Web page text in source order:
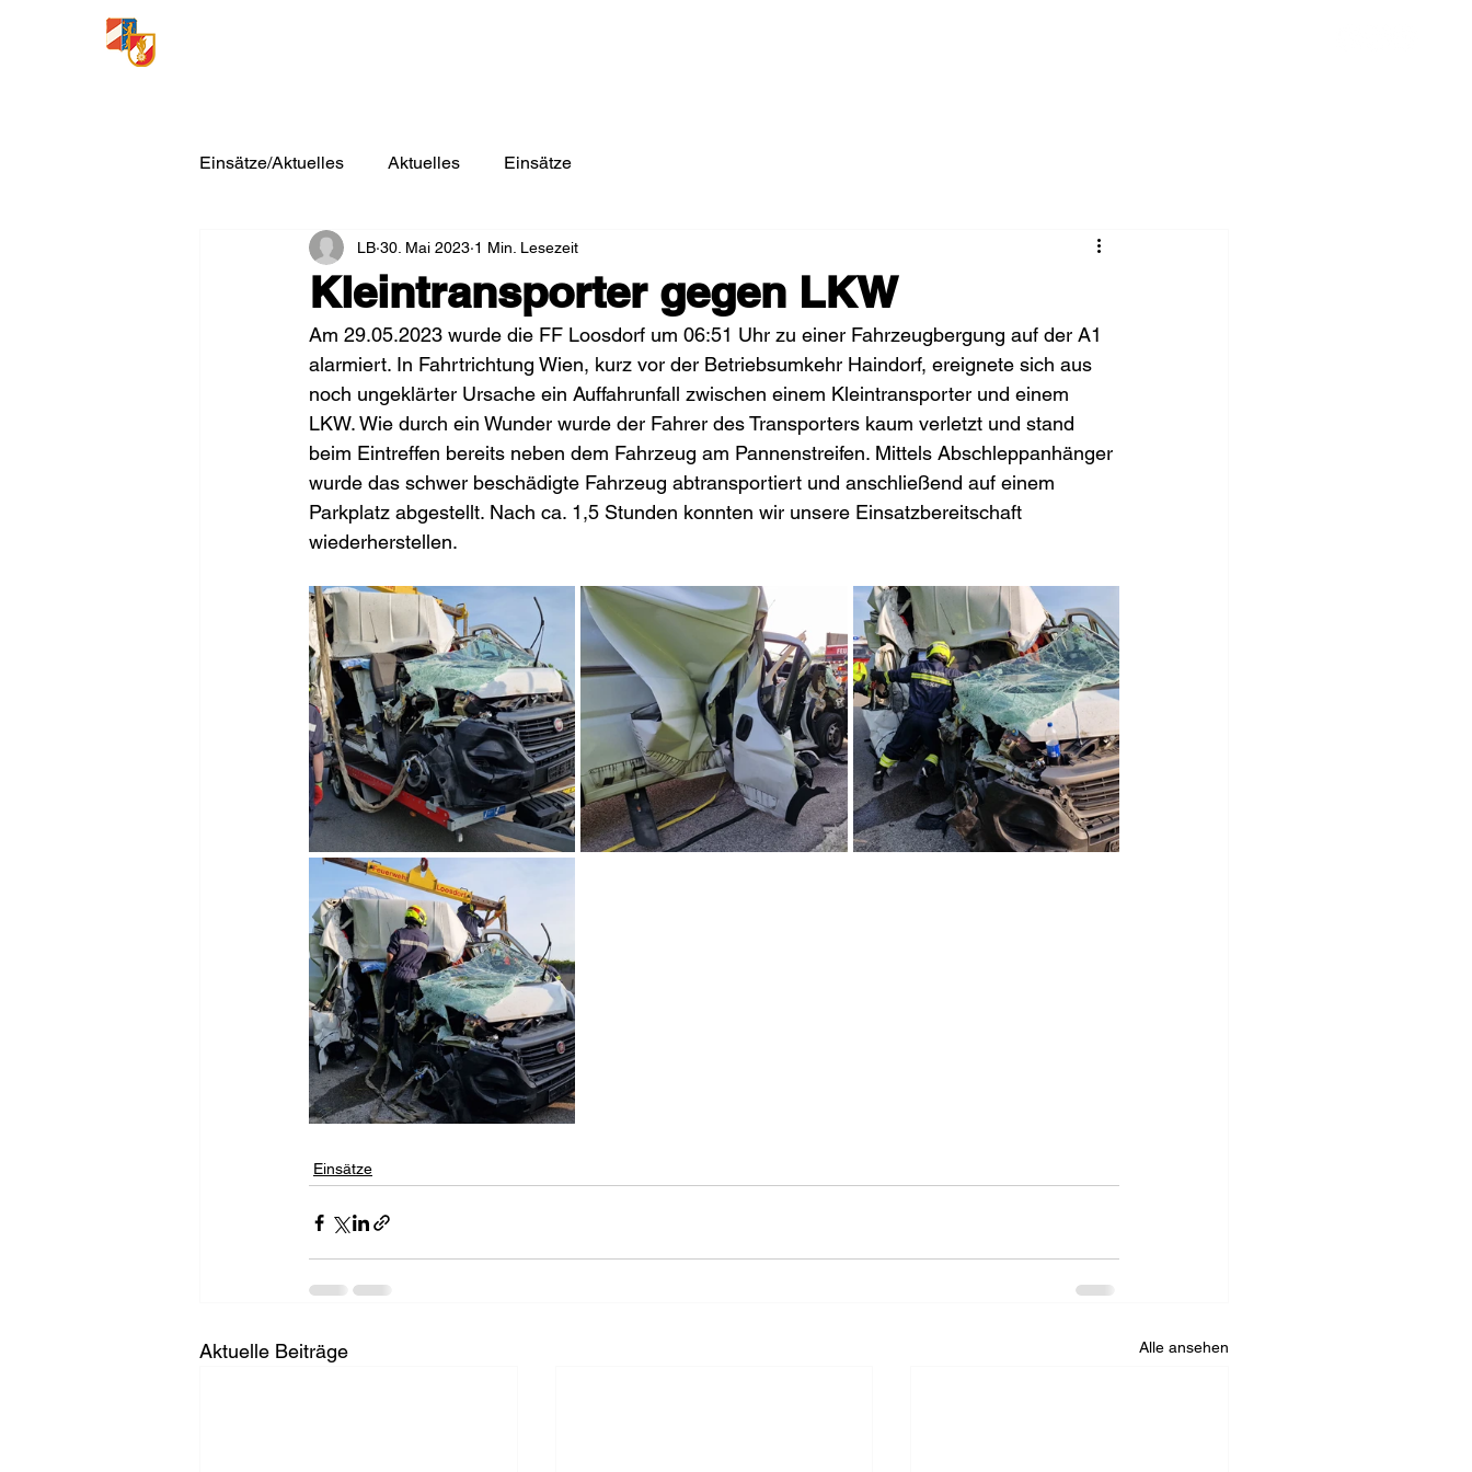
Einsätze/Aktuelles Aktuelles Einsätze
Kleintransporter gegen LKW
LB 30. Mai 2023 1 Min. Lesezeit
Am 29.05.2023 wurde die FF Loosdorf um 06:51 Uhr zu einer Fahrzeugbergung auf der A1
alarmiert. In Fahrtrichtung Wien, kurz vor der Betriebsumkehr Haindorf, ereignete sich aus
noch ungeklärter Ursache ein Auffahrunfall zwischen einem Kleintransporter und einem
LKW. Wie durch ein Wunder wurde der Fahrer des Transporters kaum verletzt und stand
beim Eintreffen bereits neben dem Fahrzeug am Pannenstreifen. Mittels Abschleppanhänger
wurde das schwer beschädigte Fahrzeug abtransportiert und anschließend auf einem
Parkplatz abgestellt. Nach ca. 1,5 Stunden konnten wir unsere Einsatzbereitschaft
wiederherstellen.
Einsätze
Aktuelle Beiträge Alle ansehen